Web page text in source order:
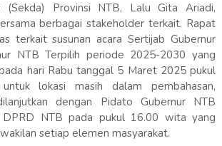
(Sekda) Provinsi NTB, Lalu Gita Ariadi,
berbagai stakeholder terkait. Rapat
terkait susunan acara Sertijab Gubernur
NTB Terpilih periode 2025-2030 yang
hari Rabu tanggal 5 Maret 2025 pukul
lokasi masih dalam pembahasan,
dengan Pidato Gubernur NTB
NTB pada pukul 16.00 wita yang
setiap elemen masyarakat.